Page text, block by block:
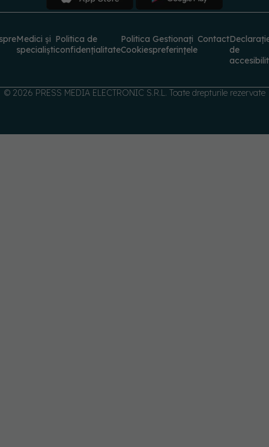
specialiști confidențialitate Cookies preferințele
de